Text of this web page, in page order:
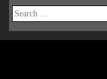
Search
for: